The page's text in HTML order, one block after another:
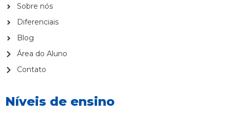
Sobre nós
Diferenciais
Blog
Área do Aluno
Contato
Níveis de ensino